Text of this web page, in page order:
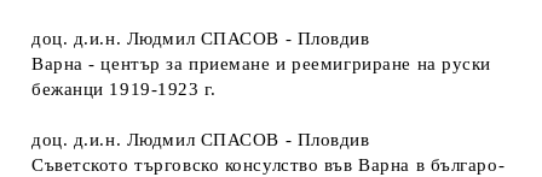
доц. д.и.н. Людмил СПАСОВ - Пловдив
Варна - център за приемане и реемигриране на руски
бежанци 1919-1923 г.
доц. д.и.н. Людмил СПАСОВ - Пловдив
Съветското търговско консулство във Варна в българо-